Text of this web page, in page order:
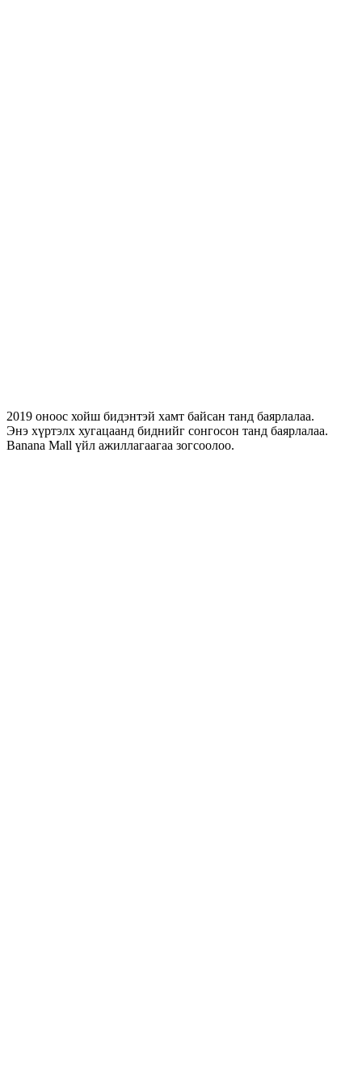
2019 оноос хойш бидэнтэй хамт байсан танд баярлалаа.
Энэ хүртэлх хугацаанд биднийг сонгосон танд баярлалаа.
Banana Mall үйл ажиллагаагаа зогсоолоо.